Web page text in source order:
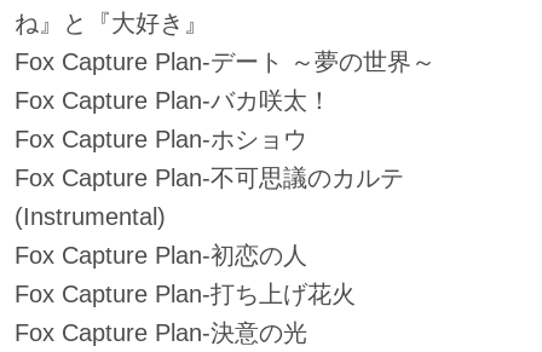
ね』と『大好き』
Fox Capture Plan-デート ～夢の世界～
Fox Capture Plan-バカ咲太！
Fox Capture Plan-ホショウ
Fox Capture Plan-不可思議のカルテ
(Instrumental)
Fox Capture Plan-初恋の人
Fox Capture Plan-打ち上げ花火
Fox Capture Plan-決意の光